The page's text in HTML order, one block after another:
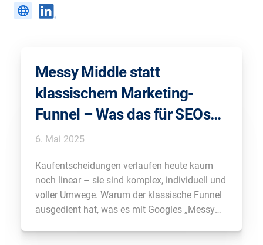
Messy Middle statt
klassischem Marketing-
Funnel – Was das für SEOs
bedeutet
6. Mai 2025
Kaufentscheidungen verlaufen heute kaum
noch linear – sie sind komplex, individuell und
voller Umwege. Warum der klassische Funnel
ausgedient hat, was es mit Googles „Messy